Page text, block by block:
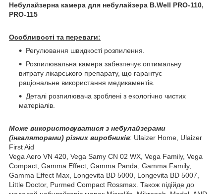
Небулайзерна камера для небулайзера B.Well PRO-110,
PRO-115
Особливості та переваги:
Регулювання швидкості розпилення.
Розпилювальна камера забезпечує оптимальну
витрату лікарського препарату, що гарантує
раціональне використання медикаментів.
Деталі розпилювача зроблені з екологічно чистих
матеріалів.
Може використовуватися з небулайзерами
(інгаляторами) різних виробників: Ulaizer Home, Ulaizer
First Aid
Vega Aero VN 420, Vega Samy CN 02 WX, Vega Family, Vega
Compact, Gamma Effect, Gamma Panda, Gamma Family,
Gamma Effect Max, Longevita BD 5000, Longevita BD 5007,
Little Doctor, Purmed Compact Rossmax. Також підійде до